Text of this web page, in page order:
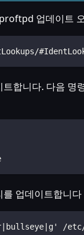
업데이트
합니다. 다음 명
를 업데이트합니다
/